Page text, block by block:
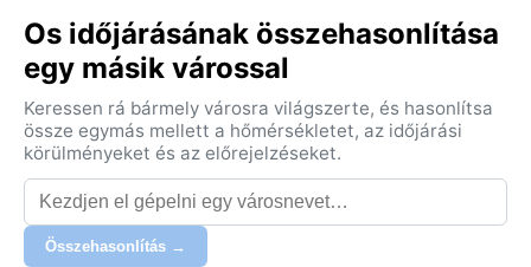
panorámájára. Osh a népek és nyelvek
olvasztótégelye, ahol a kirgiz vendégszeretet a
civilizációk találkozásának kozmopolita hangulatával
fonódik össze.
A város éghajlata a hideg félsivatagi (BSk)
besorolásba tartozik, ami markáns évszakokat jelent.
A nyarak forrók és szárazok, a nappali hőmérséklet
gyakran 35 °C fölé kúszik, éjszaka azonban
Os időjárásának összehasonlítása
egy másik várossal
Keressen rá bármely városra világszerte, és hasonlítsa
össze egymás mellett a hőmérsékletet, az időjárási
körülményeket és az előrejelzéseket.
Összehasonlítás →